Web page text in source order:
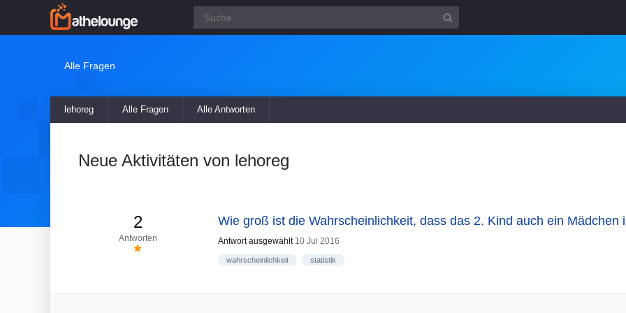
Alle Fragen
lehoreg Alle Fragen Alle Antworten
Neue Aktivitäten von lehoreg
2
Antworten
Wie groß ist die Wahrscheinlichkeit, dass das 2. Kind auch ein Mädchen
Antwort ausgewählt 10 Jul 2016
wahrscheinlichkeit statistik